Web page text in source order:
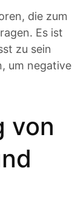
die zum
Es ist
zu sein
um negative
von